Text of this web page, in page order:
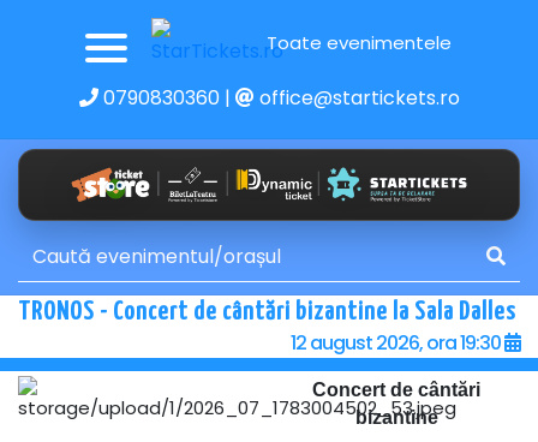
Toate evenimentele
0790830360| office@startickets.ro
TRONOS - Concert de cântări bizantine la Sala Dalles
12 august 2026, ora 19:30
Concert de cântări
bizantine